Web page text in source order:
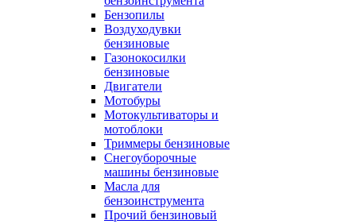
Бензопилы
Воздуходувки
бензиновые
Газонокосилки
бензиновые
Двигатели
Мотобуры
Мотокультиваторы и
мотоблоки
Триммеры бензиновые
Снегоуборочные
машины бензиновые
Масла для
бензоинструмента
Прочий бензиновый